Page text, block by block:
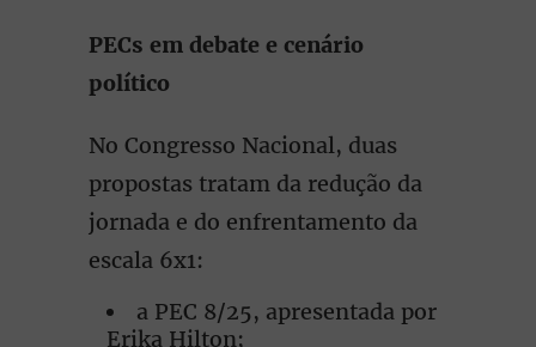
PECs em debate e cenário
político
No Congresso Nacional, duas
propostas tratam da redução da
jornada e do enfrentamento da
escala 6x1:
a PEC 8/25, apresentada por
Erika Hilton;